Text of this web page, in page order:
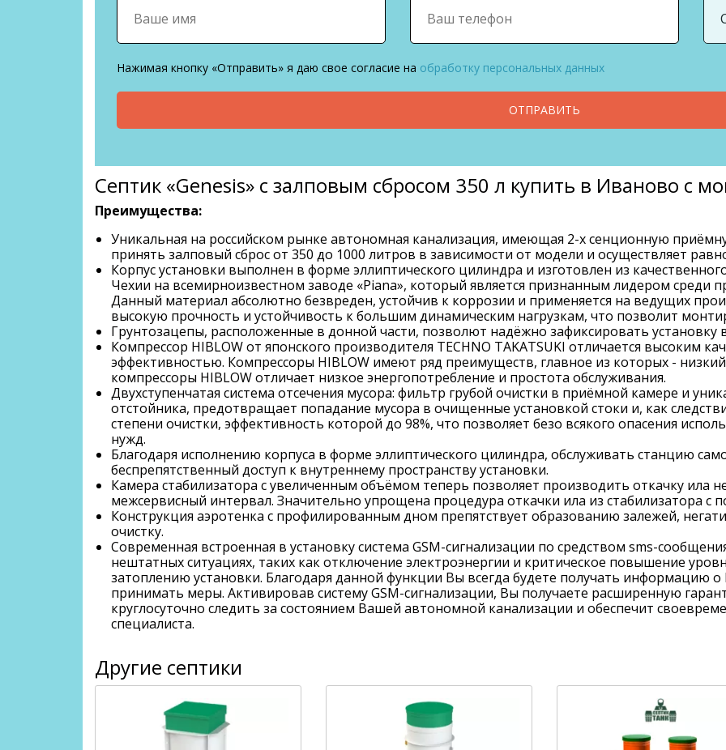
Нажимая кнопку «Отправить» я даю свое согласие на обработку персональных данных
ОТПРАВИТЬ
Септик «Genesis» с залповым сбросом 350 л купить в Иваново с
Преимущества:
Уникальная на российском рынке автономная канализация, имеющая 2-х сенционную
принять залповый сброс от 350 до 1000 литров в зависимости от модели и осуществляет
Корпус установки выполнен в форме эллиптического цилиндра и изготовлен из
Чехии на всемирноизвестном заводе «Piana», который является признанным лидером среди
Данный материал абсолютно безвреден, устойчив к коррозии и применяется на ведущих
высокую прочность и устойчивость к большим динамическим нагрузкам, что позволит
Грунтозацепы, расположенные в донной части, позволют надёжно зафиксировать установку
Компрессор HIBLOW от японского производителя TECHNO TAKATSUKI отличается высоким
эффективностью. Компрессоры HIBLOW имеют ряд преимуществ, главное из которых -
компрессоры HIBLOW отличает низкое энергопотребление и простота обслуживания.
Двухступенчатая система отсечения мусора: фильтр грубой очистки в приёмной камере и
отстойника, предотвращает попадание мусора в очищенные установкой стоки и, как
степени очистки, эффективность которой до 98%, что позволяет безо всякого опасения
нужд.
Благодаря исполнению корпуса в форме эллиптического цилиндра, обслуживать станцию
беспрепятственный доступ к внутреннему пространству установки.
Камера стабилизатора с увеличенным объёмом теперь позволяет производить откачку ила
межсервисный интервал. Значительно упрощена процедура откачки ила из стабилизатора
Конструкция аэротенка с профилированным дном препятствует образованию залежей,
очистку.
Современная встроенная в установку система GSM-сигнализации по средством sms-
нештатных ситуациях, таких как отключение электроэнергии и критическое повышение
затоплению установки. Благодаря данной функции Вы всегда будете получать информацию
принимать меры. Активировав систему GSM-сигнализации, Вы получаете расширенную
круглосуточно следить за состоянием Вашей автономной канализации и обеспечит
специалиста.
Другие септики